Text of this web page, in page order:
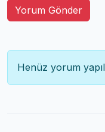
Yorum Gönder
Henüz yorum